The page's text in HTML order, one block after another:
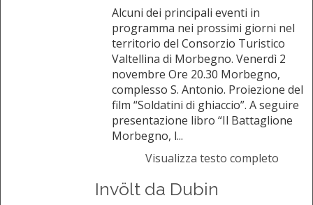
Alcuni dei principali eventi in
programma nei prossimi giorni nel
territorio del Consorzio Turistico
Valtellina di Morbegno. Venerdì 2
novembre Ore 20.30 Morbegno,
complesso S. Antonio. Proiezione del
film “Soldatini di ghiaccio”. A seguire
presentazione libro “Il Battaglione
Morbegno, l...
Visualizza testo completo
Invölt da Dubin